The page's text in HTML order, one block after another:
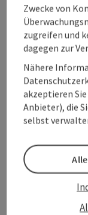
Mögliche
täglich
Buchen /
ab Preis
€ 240,00
buchbar
Reisezeitraum
von
Zwecke von
zugreifen und
dagegen zur
Nähere
akzeptieren
Anbieter), die
selbst